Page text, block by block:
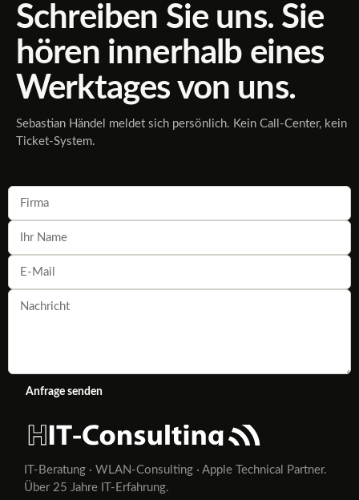
Schreiben Sie uns. Sie
hören innerhalb eines
Werktages von uns.
Sebastian Händel meldet sich persönlich. Kein Call-Center, kein
Ticket-System.
Anfrage senden
IT-Beratung · WLAN-Consulting · Apple Technical Partner.
Über 25 Jahre IT-Erfahrung.